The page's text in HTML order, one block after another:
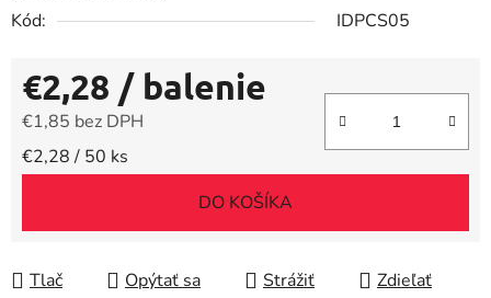
Kód:
IDPCS05
€2,28 / balenie
€1,85 bez DPH
Jednotková cena:
€2,28 / 50 ks
DO KOŠÍKA
Tlač Opýtať sa Strážiť Zdieľať